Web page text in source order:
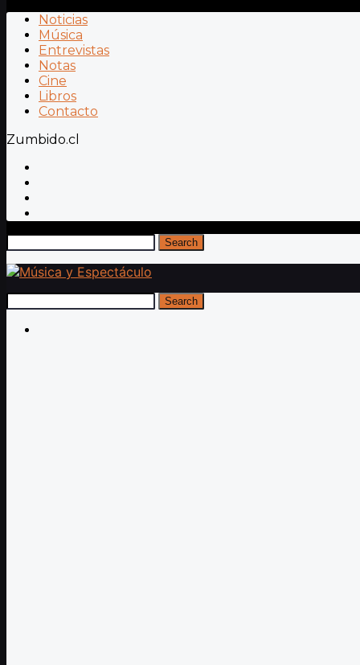
Noticias
Música
Entrevistas
Notas
Cine
Libros
Contacto
Zumbido.cl
Search
Search